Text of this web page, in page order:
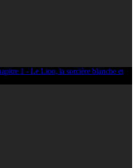
1 - Le Lion, la sorcière blanche et